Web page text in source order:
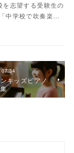
志望する受験生の
中学校で吹奏楽…
07:34
キッズピアノ